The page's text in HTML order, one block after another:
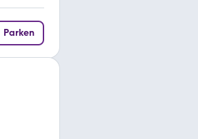
Parken